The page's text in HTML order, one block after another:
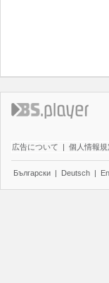
広告について | 個人情報規
Български | Deutsch |